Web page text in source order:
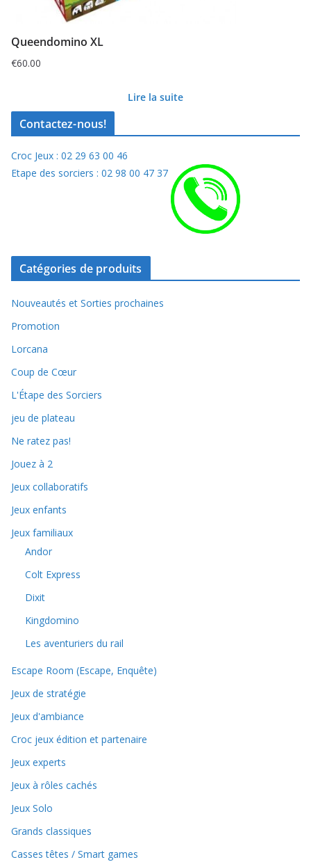
Queendomino XL
€60.00
Lire la suite
Contactez-nous!
Croc Jeux : 02 29 63 00 46
Etape des sorciers : 02 98 00 47 37
Catégories de produits
Nouveautés et Sorties prochaines
Promotion
Lorcana
Coup de Cœur
L'Étape des Sorciers
jeu de plateau
Ne ratez pas!
Jouez à 2
Jeux collaboratifs
Jeux enfants
Jeux familiaux
Andor
Colt Express
Dixit
Kingdomino
Les aventuriers du rail
Escape Room (Escape, Enquête)
Jeux de stratégie
Jeux d'ambiance
Croc jeux édition et partenaire
Jeux experts
Jeux à rôles cachés
Jeux Solo
Grands classiques
Casses têtes / Smart games